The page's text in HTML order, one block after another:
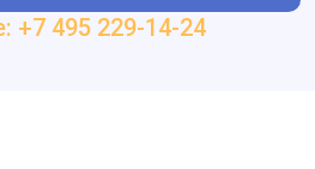
+7 495 229-14-24